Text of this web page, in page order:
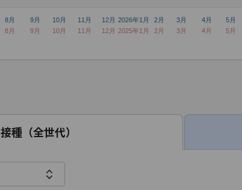
8月 9月 10月 11月 12月 2026年1月 2月 3月 4月 5月
8月 9月 10月 11月 12月 2025年1月 2月 3月 4月 5月
種（全世代）